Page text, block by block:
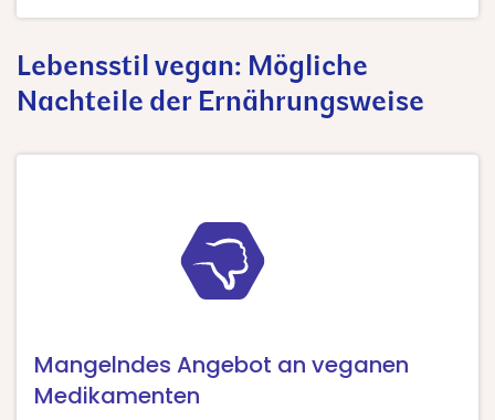
Lebensstil vegan: Mögliche
Nachteile der Ernährungsweise
Mangelndes Angebot an veganen
Medikamenten